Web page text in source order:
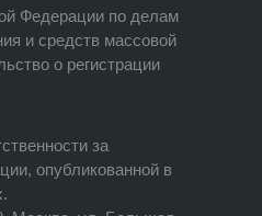
Федерации по делам
и средств массовой
о регистрации
за
опубликованной в